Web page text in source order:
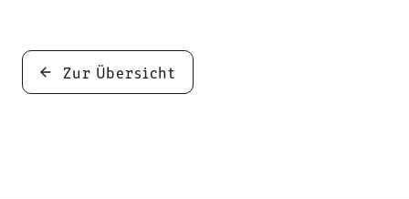
Zur Übersicht